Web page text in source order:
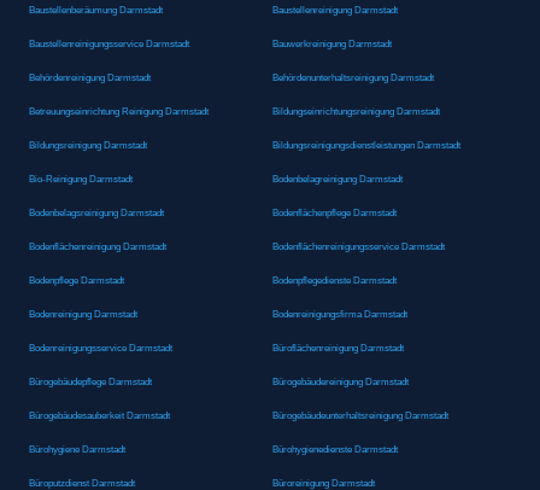
Baustellenberäumung Darmstadt Baustellenreinigung Darmstadt
Baustellenreinigungsservice Darmstadt Bauwerkreinigung Darmstadt
Behördenreinigung Darmstadt Behördenunterhaltsreinigung Darmstadt
Betreuungseinrichtung Reinigung Darmstadt Bildungseinrichtungsreinigung Darmstadt
Bildungsreinigung Darmstadt Bildungsreinigungsdienstleistungen Darmstadt
Bio-Reinigung Darmstadt Bodenbelagreinigung Darmstadt
Bodenbelagsreinigung Darmstadt Bodenflächenpflege Darmstadt
Bodenflächenreinigung Darmstadt Bodenflächenreinigungsservice Darmstadt
Bodenpflege Darmstadt Bodenpflegedienste Darmstadt
Bodenreinigung Darmstadt Bodenreinigungsfirma Darmstadt
Bodenreinigungsservice Darmstadt Büroflächenreinigung Darmstadt
Bürogebäudepflege Darmstadt Bürogebäudereinigung Darmstadt
Bürogebäudesauberkeit Darmstadt Bürogebäudeunterhaltsreinigung Darmstadt
Bürohygiene Darmstadt Bürohygienedienste Darmstadt
Büroputzdienst Darmstadt Büroreinigung Darmstadt